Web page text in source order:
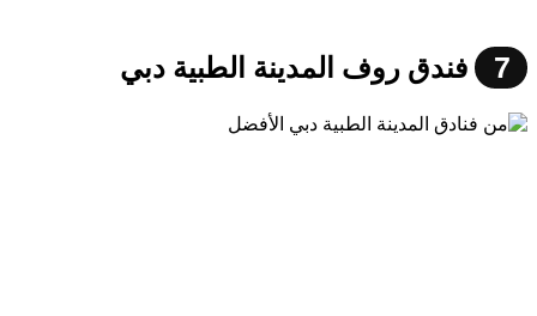
7 فندق روف المدينة الطبية دبي